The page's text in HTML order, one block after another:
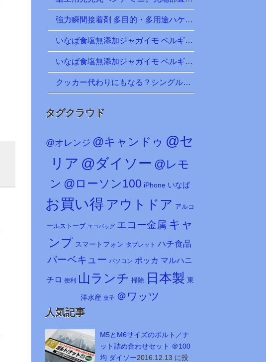
強力瞬間接着剤 多目的・多用途ハケ付 ＠100均 ダイソー
いなば食塩無添加ジャガイモ ベルギー産 ＠100均 キャンドゥ
いなば食塩無添加ジャガイモ ベルギー産 ＠100均 キャンドゥ
クッカー代わりにもなる？シングル450ml（実は500ml）ステンレス製マグカップ、ホルダー付き！ ＠100均ダイソー
タグクラウド
@オレンジ @キャンドゥ @セ
リア @ダイソー @レモ
ン @ローソン100 iPhone いなば
お買い得 アウトドア アルコ
ールストーブ エコバッグ エコー金属 キャ
ンプ スマートフォン タブレット ハチ食品
バーベキュー パソコン ポッカ マルハニ
チロ 便利 山ランチ 掃除 日本製 東
洋水産 菓子 ＠ワッツ
人気記事
M5とM6サイズのボルト／ナ
ット詰め合わせセット ＠100
均 ダイソー2016.12.13 に投